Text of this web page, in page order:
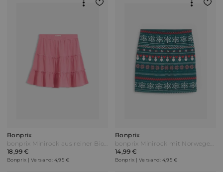
Bonprix
bonprix Minirock aus reiner Bio-Baumwolle Pink
18,99 €
Bonprix | Versand: 4,95 €
Bonprix
bonprix Minirock mit Norwegermuster aus Baumwoll-Elasthan-Mix Blau
14,99 €
Bonprix | Versand: 4,95 €